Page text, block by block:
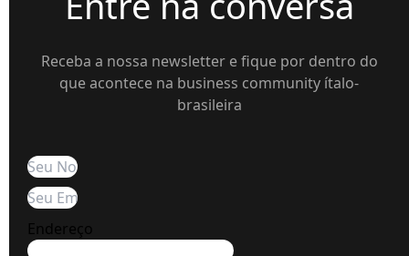
Receba a nossa newsletter e fique por dentro do
que acontece na business community ítalo-
brasileira
Endereço